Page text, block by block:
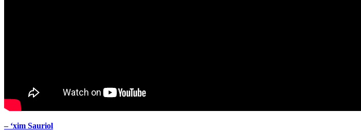
– ‘xim Sauriol